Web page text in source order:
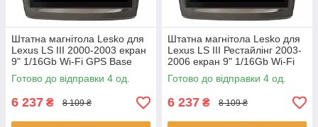
Штатна магнітола Lesko для
Lexus LS III 2000-2003 екран
9" 1/16Gb Wi-Fi GPS Base
Лексус 4 шт.
Готово до відправки 4 од.
6 237 ₴ 8 109 ₴
Штатна магнітола Lesko для
Lexus LS III Рестайлінг 2003-
2006 екран 9" 1/16Gb Wi-Fi
GPS Base 4 шт.
Готово до відправки 4 од.
6 237 ₴ 8 109 ₴